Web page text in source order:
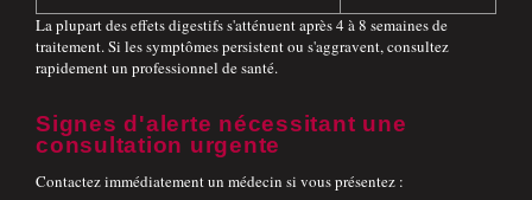
La plupart des effets digestifs s'atténuent après 4 à 8 semaines de
traitement. Si les symptômes persistent ou s'aggravent, consultez
rapidement un professionnel de santé.
Signes d'alerte nécessitant une
consultation urgente
Contactez immédiatement un médecin si vous présentez :